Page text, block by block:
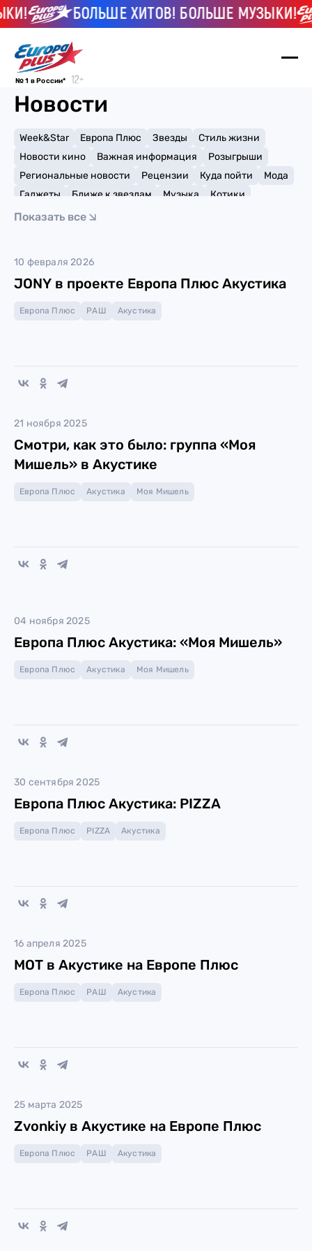
БОЛЬШЕ ХИТОВ! БОЛЬШЕ МУЗЫКИ!
№ 1 в России*
Новости
Week&Star Европа Плюс Звезды
Стиль жизни
Новости кино
Важная информация
Розыгрыши
Региональные новости
Рецензии Куда пойти
Мода
Гаджеты
Ближе к звездам Музыка
Котики
Мемы и тренды
Показать все
10 февраля 2026
JONY в проекте Европа Плюс Акустика
Европа Плюс РАШ Акустика
21 ноября 2025
Смотри, как это было: группа «Моя
Мишель» в Акустике
Европа Плюс Акустика Моя Мишель
04 ноября 2025
Европа Плюс Акустика: «Моя Мишель»
Европа Плюс Акустика Моя Мишель
30 сентября 2025
Европа Плюс Акустика: PIZZA
Европа Плюс PIZZA Акустика
16 апреля 2025
МОТ в Акустике на Европе Плюс
Европа Плюс РАШ Акустика
25 марта 2025
Zvonkiy в Акустике на Европе Плюс
Европа Плюс РАШ Акустика